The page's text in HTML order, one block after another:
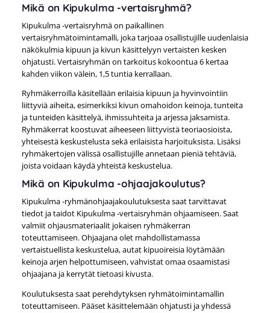
Mikä on Kipukulma -vertaisryhmä?
Kipukulma -vertaisryhmä on paikallinen
vertaisryhmätoimintamalli, joka tarjoaa osallistujille uudenlaisia
näkökulmia kipuun ja kivun käsittelyyn vertaisten kesken
ohjatusti. Vertaisryhmän on tarkoitus kokoontua 6 kertaa
kahden viikon välein, 1,5 tuntia kerrallaan.
Ryhmäkerroilla käsitellään erilaisia kipuun ja hyvinvointiin
liittyviä aiheita, esimerkiksi kivun omahoidon keinoja, tunteita
ja tunteiden käsittelyä, ihmissuhteita ja arjessa jaksamista.
Ryhmäkerrat koostuvat aiheeseen liittyvistä teoriaosioista,
yhteisestä keskustelusta sekä erilaisista harjoituksista. Lisäksi
ryhmäkertojen välissä osallistujille annetaan pieniä tehtäviä,
joista voidaan käydä yhteistä keskustelua.
Mikä on Kipukulma -ohjaajakoulutus?
Kipukulma -ryhmänohjaajakoulutuksesta saat tarvittavat
tiedot ja taidot Kipukulma -vertaisryhmän ohjaamiseen. Saat
valmiit ohjausmateriaalit jokaisen ryhmäkerran
toteuttamiseen. Ohjaajana olet mahdollistamassa
vertaistuellista keskustelua, autat kipuoireisia löytämään
keinoja arjen helpottumiseen, vahvistat omaa osaamistasi
ohjaajana ja kerrytät tietoasi kivusta.
Koulutuksesta saat perehdytyksen ryhmätoimintamallin
toteuttamiseen. Pääset käsittelemään ohjatusti ja yhdessä